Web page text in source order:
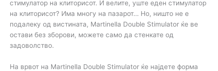
стимулатор на клиторисот. И велите, уште еден стимулатор
на клиторисот? Има многу на пазарот… Но, ништо не е
подалеку од вистината, Martinella Double Stimulator ќе ве
остави без зборови, можете само да стенкате од
задоволство.
На врвот на Martinella Double Stimulator ќе најдете форма